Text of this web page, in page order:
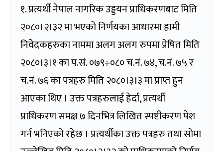
१. प्रत्यर्थी नेपाल नागरिक उड्डयन प्राधिकरणबाट मिति
२०८०।२।३२ मा भएको निर्णयका आधारमा हामी
निवेदकहरुका नाममा अलग अलग रुपमा प्रेषित मिति
२०८०।३।१ का प.सं. ०७९÷०८० च.नं. ७४, च.नं. ७५ र
च.नं. ७६ का पत्रहरु मिति २०८०।३।३ मा प्राप्त हुन
आएका थिए । उक्त पत्रहरुलाई हेर्दा, प्रत्यर्थी
प्राधिकरण समक्ष ७ दिनभित्र लिखित स्पष्टीकरण पेश
गर्न भनिएको रहेछ । प्रत्यर्थीका उक्त पत्रहरु तथा सोमा